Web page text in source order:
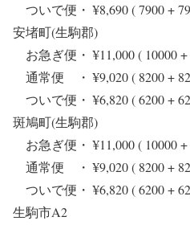
ついで便・ ¥8,690 ( 7900 +
安堵町(生駒郡)
お急ぎ便・ ¥11,000 ( 10000
通常便 ・ ¥9,020 ( 8200 +
ついで便・ ¥6,820 ( 6200 +
斑鳩町(生駒郡)
お急ぎ便・ ¥11,000 ( 10000
通常便 ・ ¥9,020 ( 8200 +
ついで便・ ¥6,820 ( 6200 +
生駒市A2